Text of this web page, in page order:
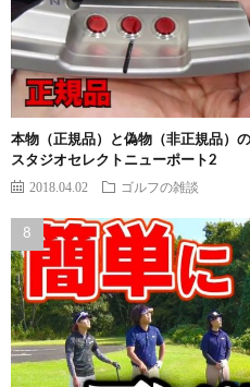
本物（正規品）と偽物（非正規品）
スタジオセレクトニューポート2
2018.04.02 ゴルフの雑談